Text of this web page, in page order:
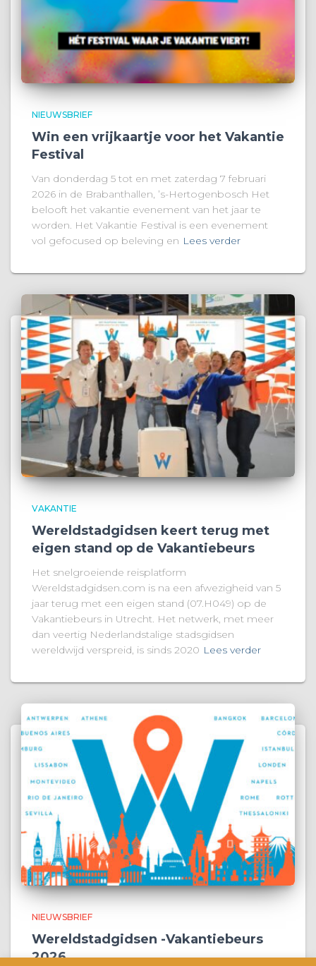
NIEUWSBRIEF
Win een vrijkaartje voor het Vakantie
Festival
Van donderdag 5 tot en met zaterdag 7 februari
2026 in de Brabanthallen, ’s-Hertogenbosch Het
belooft het vakantie evenement van het jaar te
worden. Het Vakantie Festival is een evenement
vol gefocused op beleving en Lees verder
VAKANTIE
Wereldstadgidsen keert terug met
eigen stand op de Vakantiebeurs
Het snelgroeiende reisplatform
Wereldstadgidsen.com is na een afwezigheid van 5
jaar terug met een eigen stand (07.H049) op de
Vakantiebeurs in Utrecht. Het netwerk, met meer
dan veertig Nederlandstalige stadsgidsen
wereldwijd verspreid, is sinds 2020 Lees verder
NIEUWSBRIEF
Wereldstadgidsen -Vakantiebeurs
2026